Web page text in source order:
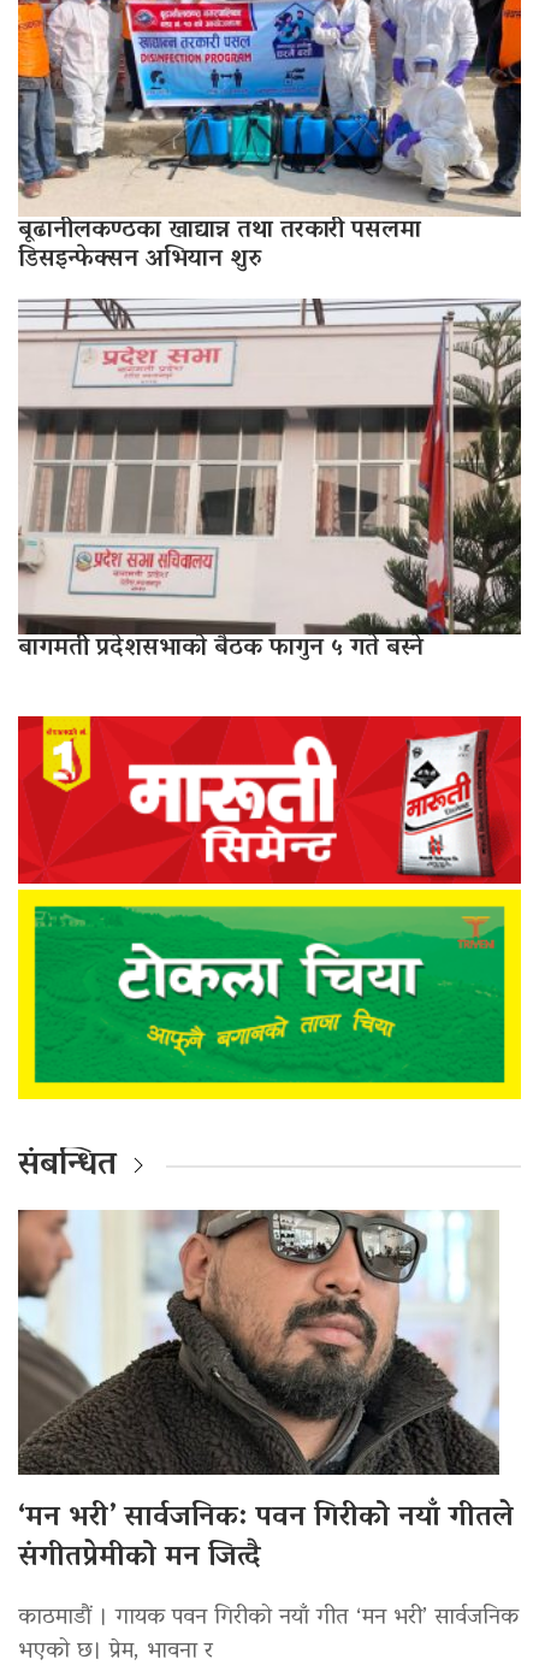
बूढानीलकण्ठका खाद्यान्न तथा तरकारी पसलमा
डिसइन्फेक्सन अभियान शुरु
बागमती प्रदेशसभाको बैठक फागुन ५ गते बस्ने
संबन्धित
‘मन भरी’ सार्वजनिक: पवन गिरीको नयाँ गीतले
संगीतप्रेमीको मन जित्दै
काठमाडौं । गायक पवन गिरीको नयाँ गीत ‘मन भरी’ सार्वजनिक
भएको छ। प्रेम, भावना र